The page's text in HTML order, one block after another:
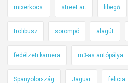
mixerkocsi street art libegő
trolibusz sorompó alagút
fedélzeti kamera m3-as autópálya
Spanyolország Jaguar felicia